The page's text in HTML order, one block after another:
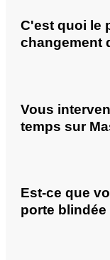
C'est quoi le
changement
Vous
temps sur
Est-ce que
porte blindée